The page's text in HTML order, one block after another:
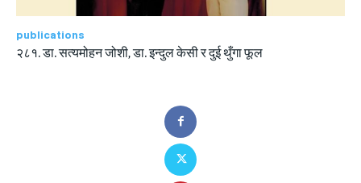
publications
२८१. डा. सत्यमोहन जोशी, डा. इन्दुल केसी र दुई थुँगा फूल